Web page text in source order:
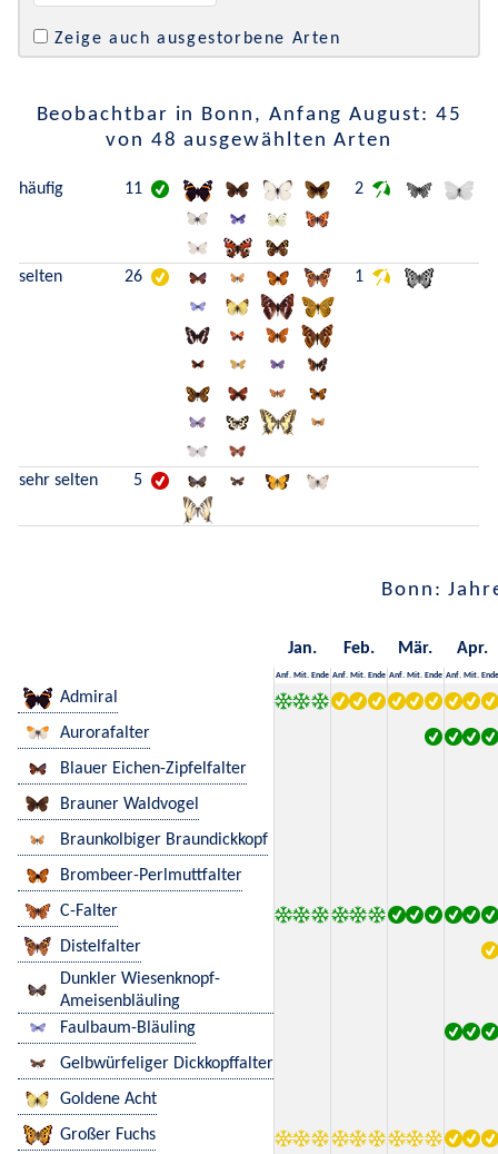
Zeige auch ausgestorbene Arten
Beobachtbar in Bonn, Anfang August: 45
von 48 ausgewählten Arten
häufig 11 2
selten 26 1
sehr selten 5
Bonn:
Jan. Feb. Mär. Apr.
Anf. Mit. Ende Anf. Mit. Ende Anf. Mit. Ende Anf. Mit. Ende
Admiral
Aurorafalter
Blauer Eichen-Zipfelfalter
Brauner Waldvogel
Braunkolbiger Braundickkopf
Brombeer-Perlmuttfalter
C-Falter
Distelfalter
Dunkler Wiesenknopf-
Ameisenbläuling
Faulbaum-Bläuling
Gelbwürfeliger Dickkopffalter
Goldene Acht
Großer Fuchs